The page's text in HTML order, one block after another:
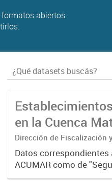
abiertos
en la Cuenca
2023)
Dirección de Fiscalización
Datos
ACUMAR como de
aquellos que requieren